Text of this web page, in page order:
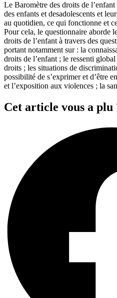
Le Baromètre des droits de
des enfants et desadolescents et
au quotidien, ce qui fonctionne et
Pour cela, le questionnaire aborde
droits de l’enfant à travers des
portant notamment sur : la
droits de l’enfant ; le ressenti
droits ; les situations de
possibilité de s’exprimer et d’être
et l’exposition aux violences ; la
Cet article vous a plu